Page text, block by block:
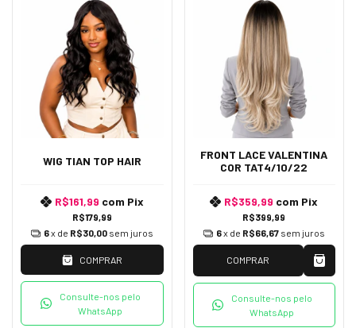
WIG TIAN TOP HAIR
R$179,99
R$161,99 com Pix
6x de R$30,00 sem juros
COMPRAR
Consulte-nos pelo
WhatsApp
FRONT LACE VALENTINA
COR TAT4/10/22
R$399,99
R$359,99 com Pix
6x de R$66,67 sem juros
COMPRAR
Consulte-nos pelo
WhatsApp